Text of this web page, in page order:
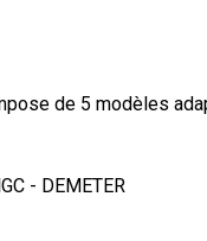
de 5 modèles
- DEMETER